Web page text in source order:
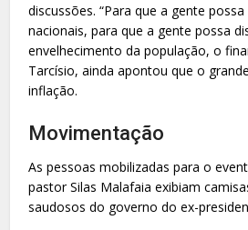
discussões. “Para que a gente
nacionais, para que a gente possa
envelhecimento da população, o
Tarcísio, ainda apontou que o
inflação.
Movimentação
As pessoas mobilizadas para o
pastor Silas Malafaia exibiam
saudosos do governo do ex-